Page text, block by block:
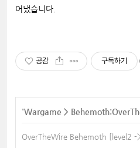
어냈습니다.
공감 구독하기
'Wargame >
OverTheWire Behemoth [level2 -